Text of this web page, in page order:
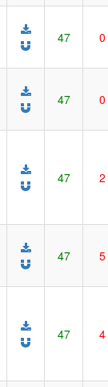
47 0
47 0
47 2
47 5
47 4